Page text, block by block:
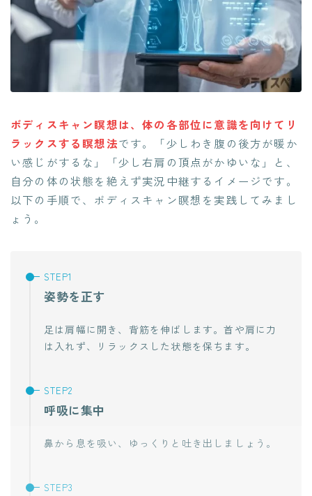
ボディスキャン瞑想は、体の各部位に意識を向けてリ
ラックスする瞑想法です。「少しわき腹の後方が暖か
い感じがするな」「少し右肩の頂点がかゆいな」と、
自分の体の状態を絶えず実況中継するイメージです。
以下の手順で、ボディスキャン瞑想を実践してみまし
ょう。
姿勢を正す
足は肩幅に開き、背筋を伸ばします。首や肩に力
は入れず、リラックスした状態を保ちます。
呼吸に集中
鼻から息を吸い、ゆっくりと吐き出しましょう。